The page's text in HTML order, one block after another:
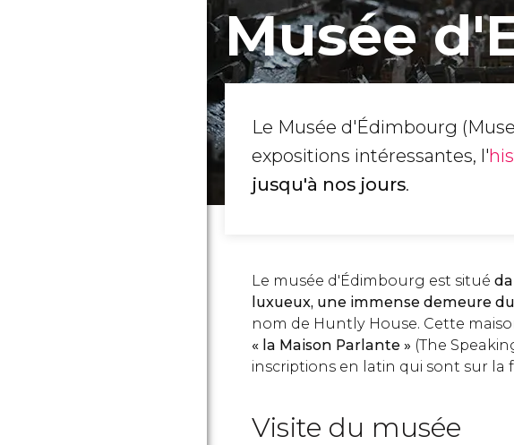
Musée
Le Musée d'Édimbourg
expositions intéressantes, l'
jusqu'à nos jours.
Le musée d'Édimbourg est situé
luxueux, une immense demeure
nom de Huntly House. Cette
« la Maison Parlante » (The
inscriptions en latin qui sont sur la
Visite du musée